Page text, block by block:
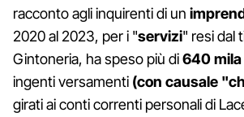
racconto agli inquirenti di un
2020 al 2023, per i "servizi" resi dal
Gintoneria, ha speso più di640
ingenti versamenti (con causale
girati ai conti correnti personali di